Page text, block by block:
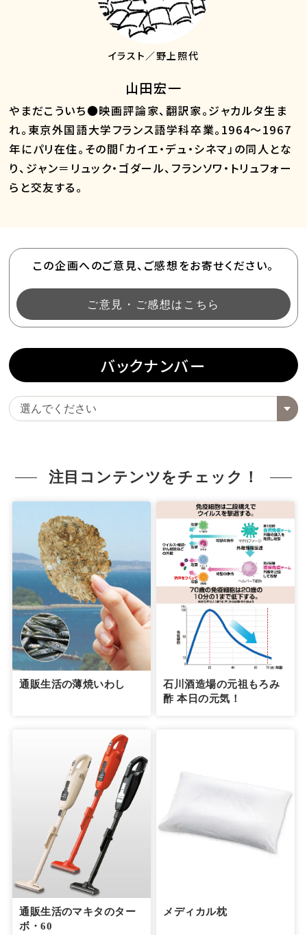
イラスト／野上照代
山田宏一
やまだこういち●映画評論家、翻訳家。ジャカルタ生ま
れ。東京外国語大学フランス語学科卒業。1964～1967
年にパリ在住。その間「カイエ・デュ・シネマ」の同人とな
り、ジャン＝リュック・ゴダール、フランソワ・トリュフォー
らと交友する。
この企画へのご意見、ご感想をお寄せください。
ご意見・ご感想はこちら
バックナンバー
注目コンテンツをチェック！
通販生活の薄焼いわし
石川酒造場の元祖もろみ
酢 本日の元気！
通販生活のマキタのター
ボ・60
メディカル枕